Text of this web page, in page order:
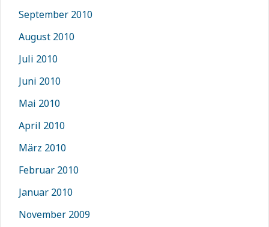
September 2010
August 2010
Juli 2010
Juni 2010
Mai 2010
April 2010
März 2010
Februar 2010
Januar 2010
November 2009